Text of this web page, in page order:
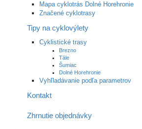
Mapa cyklotrás Dolné Horehronie
Značené cyklotrasy
Tipy na cyklovýlety
Cyklistické trasy
Brezno
Tále
Šumiac
Dolné Horehronie
Vyhľladávanie podľa parametrov
Kontakt
Zhrnutie objednávky